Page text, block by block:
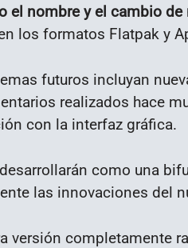
el nombre y el cambio de
los formatos Flatpak y
futuros incluyan
realizados hace
con la interfaz gráfica.
como una
las innovaciones del
versión completamente